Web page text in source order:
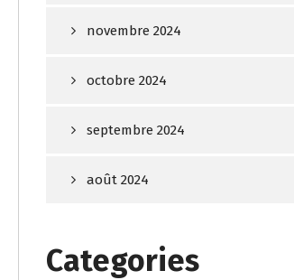
novembre 2024
octobre 2024
septembre 2024
août 2024
Categories